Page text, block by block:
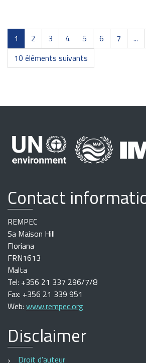
1 2 3 4 5 6 7 ...
10 éléments suivants
Contact
REMPEC
Sa Maison Hill
Floriana
FRN1613
Malta
Tel: +356 21 337 296/7/8
Fax: +356 21 339 951
Web: www.rempec.org
Disclaimer
Droit d'auteur